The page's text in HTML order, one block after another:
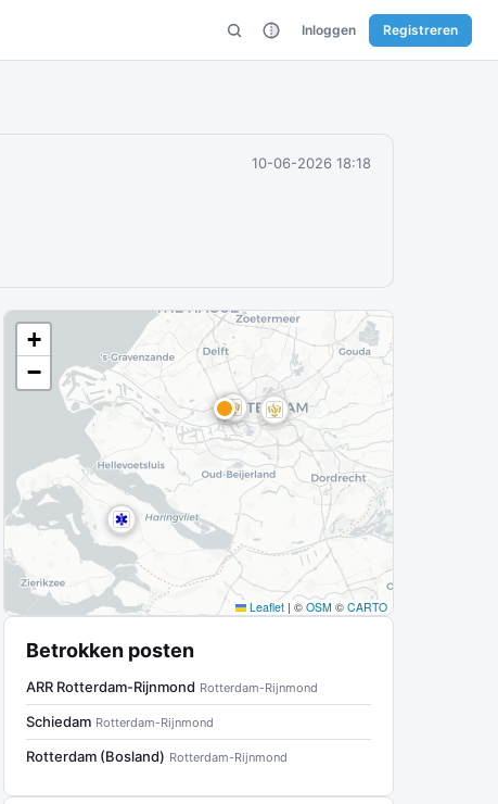
Inloggen Registreren
10-06-2026 18:18
+
−
Leaflet | © OSM © CARTO
Betrokken posten
ARR Rotterdam-Rijnmond Rotterdam-Rijnmond
Schiedam Rotterdam-Rijnmond
Rotterdam (Bosland) Rotterdam-Rijnmond